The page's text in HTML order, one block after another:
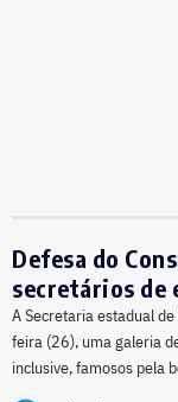
Defesa do
secretários de
A Secretaria estadual
feira (26), uma galeria
inclusive, famosos pela